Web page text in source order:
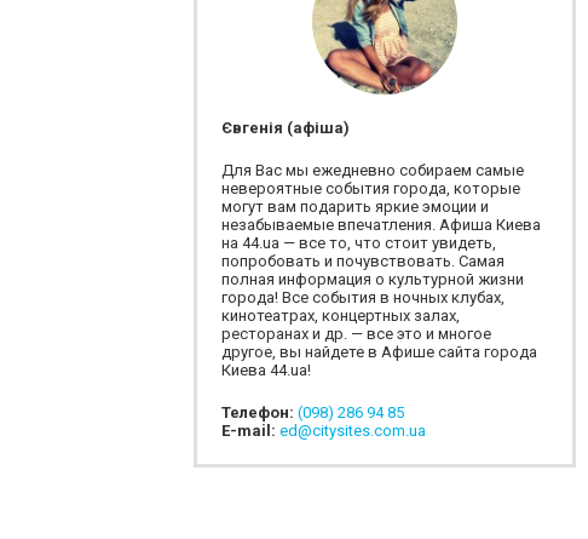
Євгенія (афіша)
Для Вас мы ежедневно собираем самые
невероятные события города, которые
могут вам подарить яркие эмоции и
незабываемые впечатления. Афиша Киева
на 44.ua — все то, что стоит увидеть,
попробовать и почувствовать. Самая
полная информация о культурной жизни
города! Все события в ночных клубах,
кинотеатрах, концертных залах,
ресторанах и др. — все это и многое
другое, вы найдете в Афише сайта города
Киева 44.ua!
Телефон: (098) 286 94 85
E-mail: ed@citysites.com.ua